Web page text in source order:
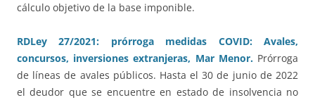
cálculo objetivo de la base imponible.
RDLey 27/2021: prórroga medidas COVID: Avales,
concursos, inversiones extranjeras, Mar Menor. Prórroga
de líneas de avales públicos. Hasta el 30 de junio de 2022
el deudor que se encuentre en estado de insolvencia no